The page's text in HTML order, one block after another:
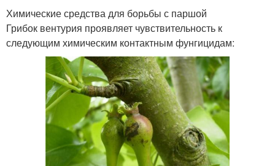
Химические средства для борьбы с паршой
Грибок вентурия проявляет чувствительность к
следующим химическим контактным фунгицидам: